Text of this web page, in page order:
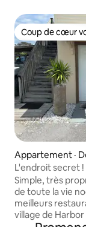
Coup de cœur
Coup de cœur
Appartement ·
L'endroit secret !
Simple, très
de toute la vie
meilleurs
village de